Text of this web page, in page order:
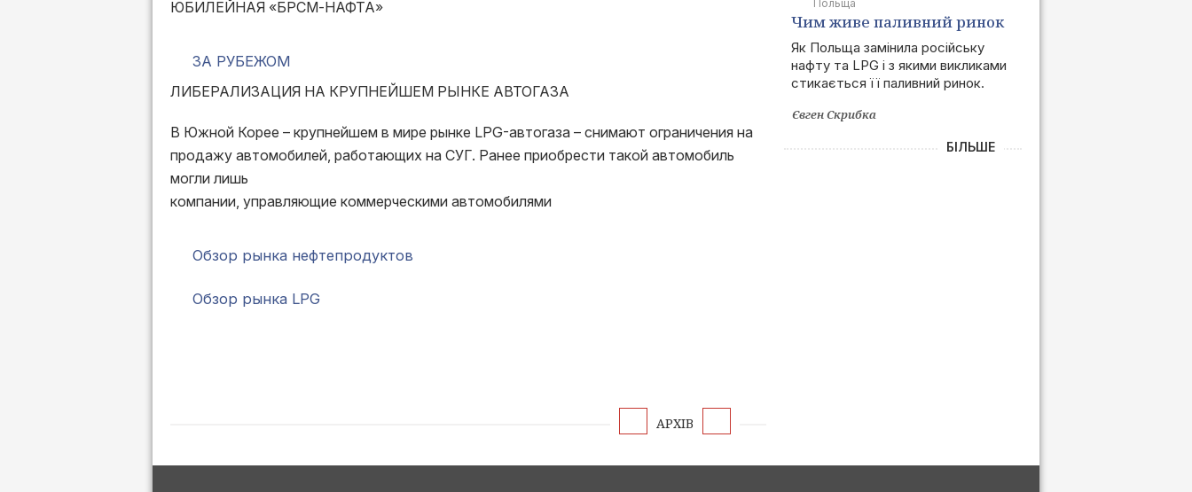
ЮБИЛЕЙНАЯ «БРСМ-НАФТА»
ЗА РУБЕЖОМ
ЛИБЕРАЛИЗАЦИЯ НА КРУПНЕЙШЕМ РЫНКЕ АВТОГАЗА
В Южной Корее – крупнейшем в мире рынке LPG-автогаза – снимают ограничения на
продажу автомобилей, работающих на СУГ. Ранее приобрести такой автомобиль
могли лишь
компании, управляющие коммерческими автомобилями
Обзор рынка нефтепродуктов
Обзор рынка LPG
АРХІВ
Польща
Чим живе паливний ринок
Польщі після позбавлення
залежності від РФ
Як Польща замінила російську
нафту та LPG і з якими викликами
стикається її паливний ринок.
Євген Скрибка
БІЛЬШЕ